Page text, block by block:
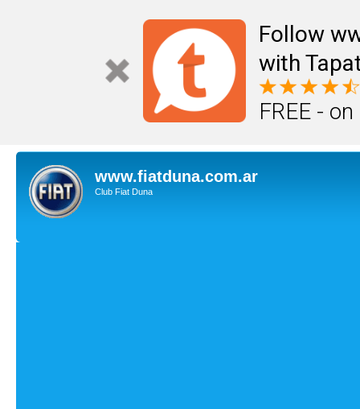
Follow
with
FREE -
www.fiatduna.com.ar
Club Fiat Duna